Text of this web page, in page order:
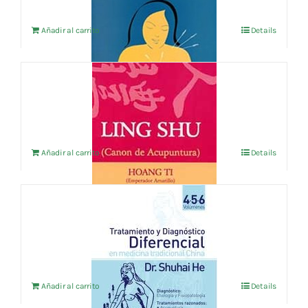
Añadir al carrito Details
IVA no incluído
Añadir al carrito Details
TRATAMIENTO Y DIAGNOSTICO
IVA no incluído
Añadir al carrito Details